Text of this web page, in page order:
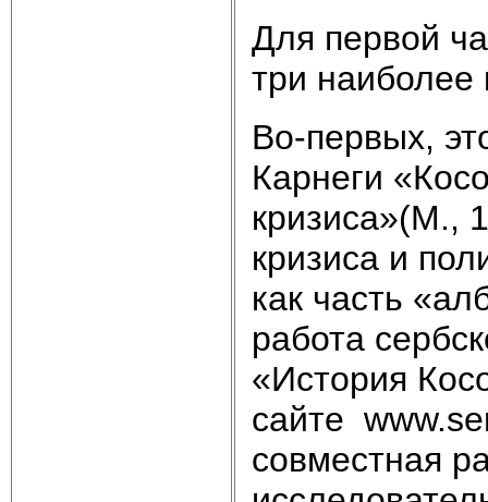
Для первой
три
Во-первых,
Карнеги
кризиса»(М.,
кризиса и
как часть
работа
«История
сайте
совместная